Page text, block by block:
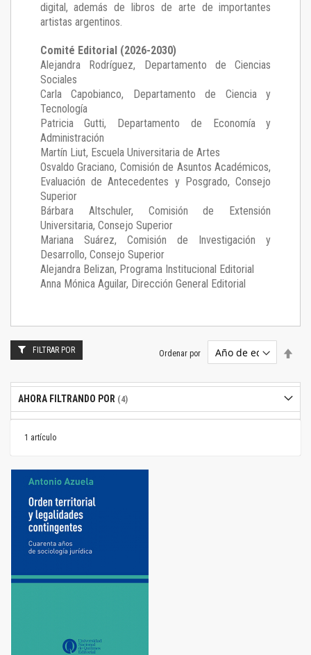
digital, además de libros de arte de importantes
artistas argentinos.
Comité Editorial (2026-2030)
Alejandra Rodríguez, Departamento de Ciencias
Sociales
Carla Capobianco, Departamento de Ciencia y
Tecnología
Patricia Gutti, Departamento de Economía y
Administración
Martín Liut, Escuela Universitaria de Artes
Osvaldo Graciano, Comisión de Asuntos Académicos,
Evaluación de Antecedentes y Posgrado, Consejo
Superior
Bárbara Altschuler, Comisión de Extensión
Universitaria, Consejo Superior
Mariana Suárez, Comisión de Investigación y
Desarrollo, Consejo Superior
Alejandra Belizan, Programa Institucional Editorial
Anna Mónica Aguilar, Dirección General Editorial
1 artículo
Ordenar por
FILTRAR POR
AHORA FILTRANDO POR